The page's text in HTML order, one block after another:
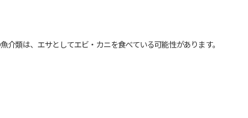
類は、エサとしてエビ・カニを食べている可能性があります。